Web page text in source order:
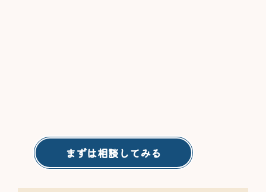
まずは相談してみる